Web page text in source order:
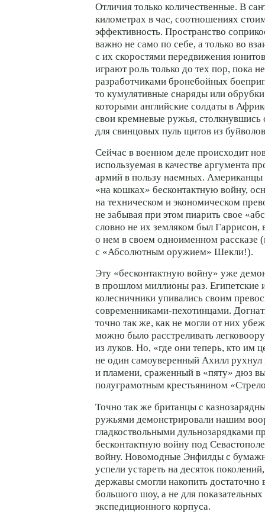
Отличия только количественные. В
километрах в час, соотношениях
эффективность. Пространство
важно не само по себе, а только во
с их скоростями передвижения
играют роль только до тех пор, пока
разработчиками бронебойных
то кумулятивные снаряды или
которыми английские солдаты в
свои кремневые ружья,
для свинцовых пуль щитов из
Сейчас в военном деле происходит
используемая в качестве аргумента
армий в пользу наемных. Американцы
«на кошках» бесконтактную войну,
на техническом и экономическом
не забывая при этом пиарить свое
словно не их земляком был Гаррисон,
о нем в своем одноименном рассказе
с «Абсолютным оружием» Шекли!).
Эту «бесконтактную войну» уже
в прошлом миллионы раз. Египетские
колесничники упивались своим
современниками-пехотинцами.
точно так же, как не могли от них
можно было расстреливать
из луков. Но, «где они теперь, кто им
не один самоуверенный Ахилл
и пламени, сраженный в «пяту» дюз
полуграмотным крестьянином
Точно так же британцы с
ружьями демонстрировали нашим
гладкоствольными дульнозарядками
бесконтактную войну под
войну. Новомодные Энфилды с
успели устареть на десяток
державы смогли накопить достаточно
большого шоу, а не для
экспедиционного корпуса.